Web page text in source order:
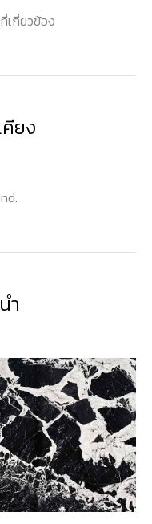
เกี่ยวข้อง
ยง
ำ